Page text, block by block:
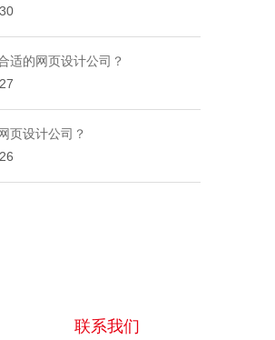
适的网页设计公司？
页设计公司？
联系我们